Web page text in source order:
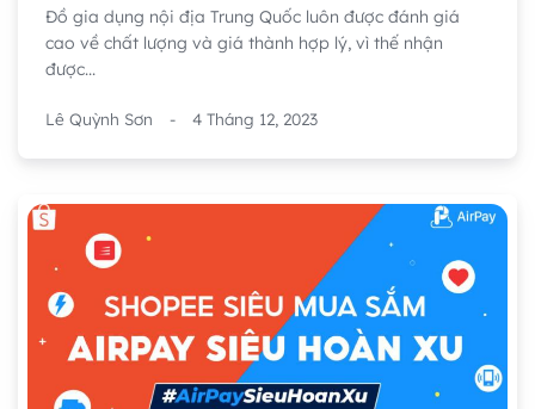
Đồ gia dụng nội địa Trung Quốc luôn được đánh giá
cao về chất lượng và giá thành hợp lý, vì thế nhận
được...
Lê Quỳnh Sơn - 4 Tháng 12, 2023